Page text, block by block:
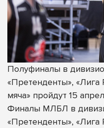
Полуфиналы в
«Претенденты», «Лига
мяча» пройдут 15
Финалы МЛБЛ в
«Претенденты», «Лига